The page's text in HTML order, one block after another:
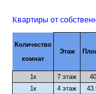
Квартиры от
Количество
комнат
Этаж
1к 7 этаж
1к
4 этаж